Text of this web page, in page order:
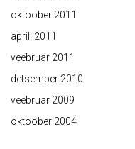
oktoober 2011
aprill 2011
veebruar 2011
detsember 2010
veebruar 2009
oktoober 2004